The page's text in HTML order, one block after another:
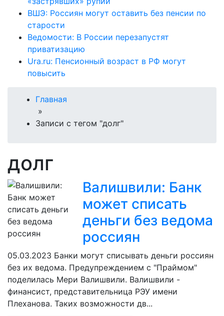
ВШЭ: Россиян могут оставить без пенсии по
старости
Ведомости: В России перезапустят
приватизацию
Ura.ru: Пенсионный возраст в РФ могут
повысить
Главная
»
Записи с тегом "долг"
долг
Валишвили: Банк
может списать
деньги без ведома
россиян
05.03.2023 Банки могут списывать деньги россиян
без их ведома. Предупреждением с "Праймом"
поделилась Мери Валишвили. Валишвили -
финансист, представительница РЭУ имени
Плеханова. Таких возможности дв...